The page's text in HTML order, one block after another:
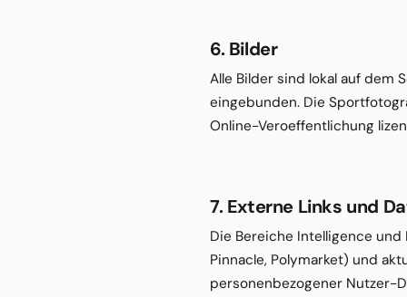
6. Bilder
Alle Bilder sind lokal auf dem
eingebunden. Die
Online-Veroeffentlichung
7. Externe Links und
Die Bereiche Intelligence
Pinnacle, Polymarket) und
personenbezogener Nutzer-